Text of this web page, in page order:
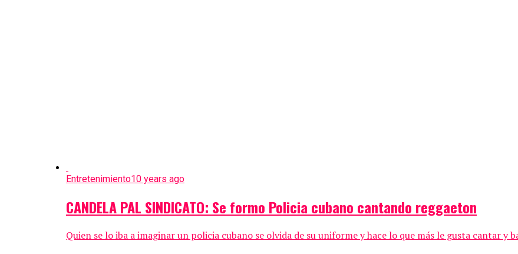
Entretenimiento10 years ago
CANDELA PAL SINDICATO: Se formo Policia cubano cantando reggaeton
Quien se lo iba a imaginar un policia cubano se olvida de su uniforme y hace lo que más le gusta cantar y